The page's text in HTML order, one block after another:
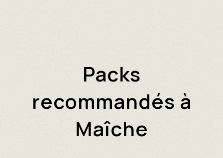
Packs
recommandés à
Maîche